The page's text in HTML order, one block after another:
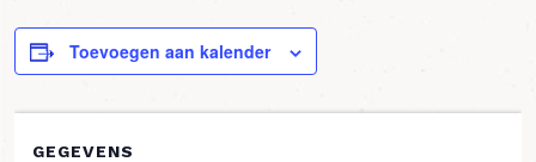
Toevoegen aan kalender
GEGEVENS